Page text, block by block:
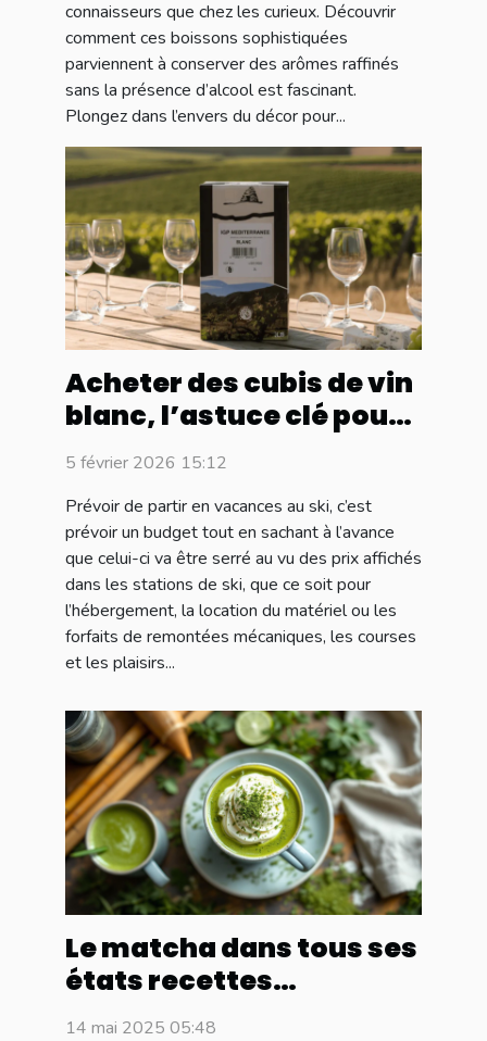
connaisseurs que chez les curieux. Découvrir
comment ces boissons sophistiquées
parviennent à conserver des arômes raffinés
sans la présence d’alcool est fascinant.
Plongez dans l’envers du décor pour...
Acheter des cubis de vin
blanc, l’astuce clé pour
ne pas se ruiner en
station de ski
5 février 2026 15:12
Prévoir de partir en vacances au ski, c’est
prévoir un budget tout en sachant à l’avance
que celui-ci va être serré au vu des prix affichés
dans les stations de ski, que ce soit pour
l’hébergement, la location du matériel ou les
forfaits de remontées mécaniques, les courses
et les plaisirs...
Le matcha dans tous ses
états recettes
originales et bienfaits
14 mai 2025 05:48